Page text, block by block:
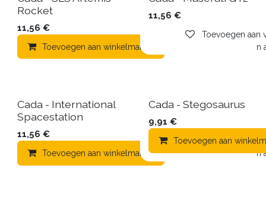
Rocket
11,56 €
Toevoegen aan winkelmandje Toevoegen
11,56 €
Toevoegen aan
Cada - International
Spacestation
11,56 €
Toevoegen aan winkelmandje Toevoegen
Cada - Stegosaurus
9,91 €
Toevoegen aan